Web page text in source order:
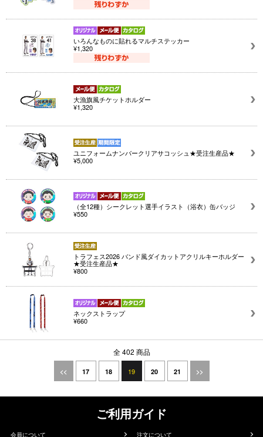
いろんなものに貼れるマルチステッカー
¥1,320
大漁旗風チケットホルダー
¥1,320
ユニフォームナンバークリアサコッシュ★受注生産品★
¥5,000
（全12種）シークレット選手イラスト（浴衣）缶バッジ
¥550
トラフェス2026 バンド風ダイカットアクリルキーホルダー
★受注生産品★
¥800
ネックストラップ
¥660
全 402 商品
<< 17 18 19 20 21 >>
ご利用ガイド
会員について 注文について